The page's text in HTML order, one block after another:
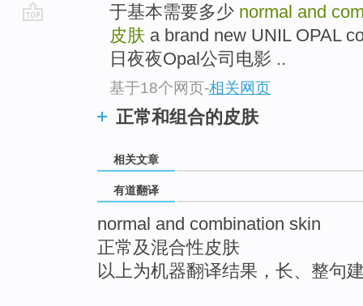
于基本需要多少 normal and
皮肤 a brand new UNIL OPAL
日夜夜Opal公司电影 ..
基于18个网页-相关网页
正常和组合的皮肤
相关文章
有道翻译
normal and combination skin
正常及混合性皮肤
以上为机器翻译结果，长、整句